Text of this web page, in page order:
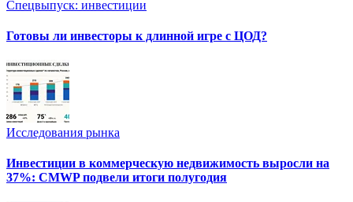
Спецвыпуск: инвестиции
Готовы ли инвесторы к длинной игре с ЦОД?
Исследования рынка
Инвестиции в коммерческую недвижимость выросли на
37%: CMWP подвели итоги полугодия